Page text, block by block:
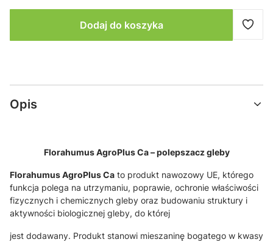
Dodaj do koszyka
Opis
Florahumus AgroPlus Ca – polepszacz gleby
Florahumus AgroPlus Ca to produkt nawozowy UE, którego
funkcja polega na utrzymaniu, poprawie, ochronie właściwości
fizycznych i chemicznych gleby oraz budowaniu struktury i
aktywności biologicznej gleby, do której
jest dodawany. Produkt stanowi mieszaninę bogatego w kwasy